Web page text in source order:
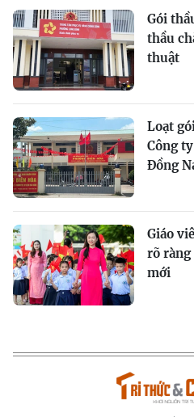
Gói
thầu
thuật
Loạt
Công
Đồng
Giáo
rõ ràng
mới